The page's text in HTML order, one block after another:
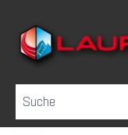
Suche